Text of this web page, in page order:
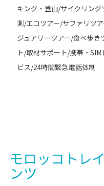
キング・登山/サイクリン
測/エコツアー/サファリツ
ジュアリーツアー/食べ歩
ト/取材サポート/携帯・
ビス/24時間緊急電話体制
モロッコトレ
ンツ